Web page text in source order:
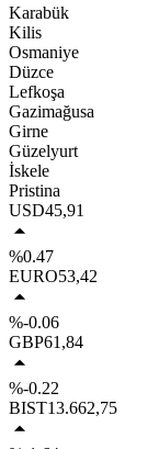
Karabük
Kilis
Osmaniye
Düzce
Lefkoşa
Gazimağusa
Girne
Güzelyurt
İskele
Pristina
USD45,91
%0.47
EURO53,42
%-0.06
GBP61,84
%-0.22
BIST13.662,75